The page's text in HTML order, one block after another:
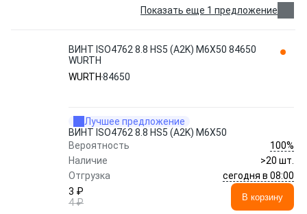
Показать еще 1 предложение
ВИНТ ISO4762 8.8 HS5 (A2K) M6X50 84650
WURTH
WURTH 84650
Лучшее предложение
ВИНТ ISO4762 8.8 HS5 (A2K) M6X50
Вероятность
100%
Наличие
>20 шт.
Отгрузка
сегодня в 08:00
3 ₽
4 ₽
В корзину